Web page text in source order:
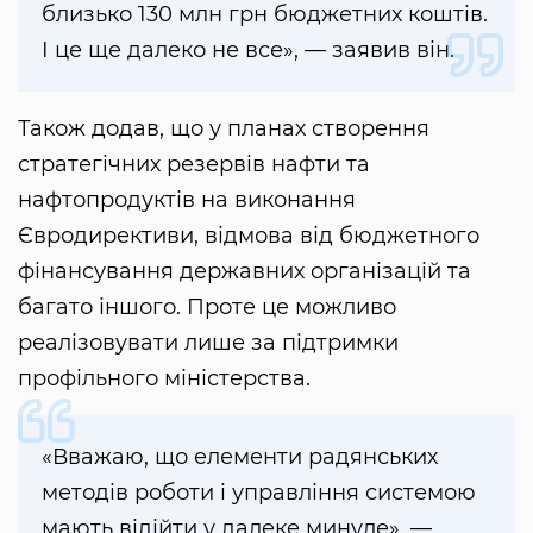
близько 130 млн грн бюджетних коштів.
І це ще далеко не все», — заявив він.
Також додав, що у планах створення
стратегічних резервів нафти та
нафтопродуктів на виконання
Євродирективи, відмова від бюджетного
фінансування державних організацій та
багато іншого. Проте це можливо
реалізовувати лише за підтримки
профільного міністерства.
«Вважаю, що елементи радянських
методів роботи і управління системою